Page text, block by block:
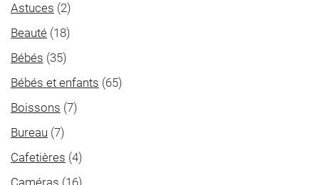
Astuces (2)
Beauté (18)
Bébés (35)
Bébés et enfants (65)
Boissons (7)
Bureau (7)
Cafetières (4)